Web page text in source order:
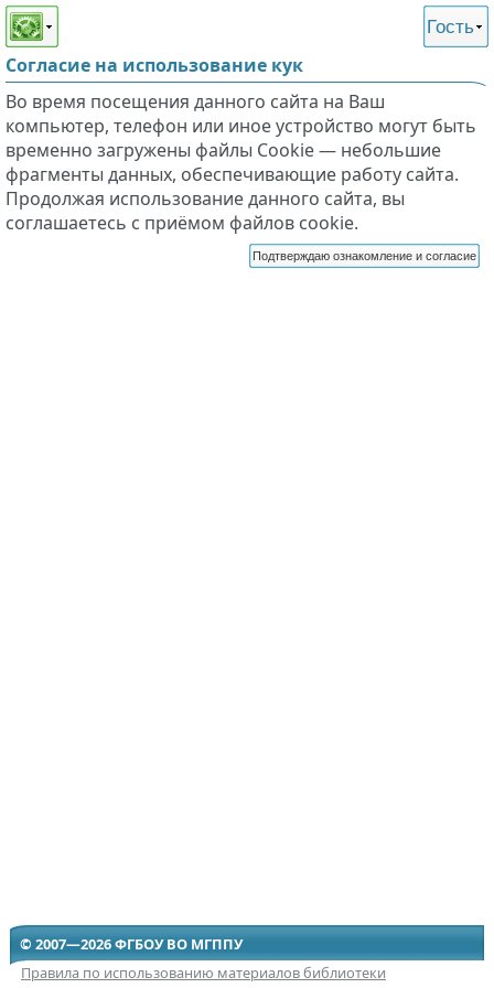
Этот сайт поддерживает
слабовидящих
Гость
Согласие на использование кук
Во время посещения данного сайта на Ваш
компьютер, телефон или иное устройство могут быть
временно загружены файлы Cookie — небольшие
фрагменты данных, обеспечивающие работу сайта.
Продолжая использование данного сайта, вы
соглашаетесь с приёмом файлов cookie.
Подтверждаю ознакомление и согласие
© 2007—2026 ФГБОУ ВО МГППУ
Правила по использованию материалов библиотеки